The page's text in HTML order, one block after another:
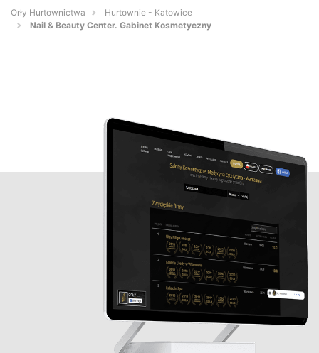
Orły Hurtownictwa
Hurtownie - Katowice
Nail & Beauty Center. Gabinet Kosmetyczny